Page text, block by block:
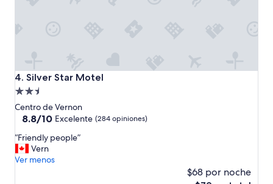
4. Silver Star Motel
Silver Star Motel
Propiedad
de
2.5
Centro de Vernon
8.8
10,
Excelente,
(284
8.8/10 Excelente (284 opiniones)
“
F
r
“Friendly people”
Vern
Ver menos
$68 por noche